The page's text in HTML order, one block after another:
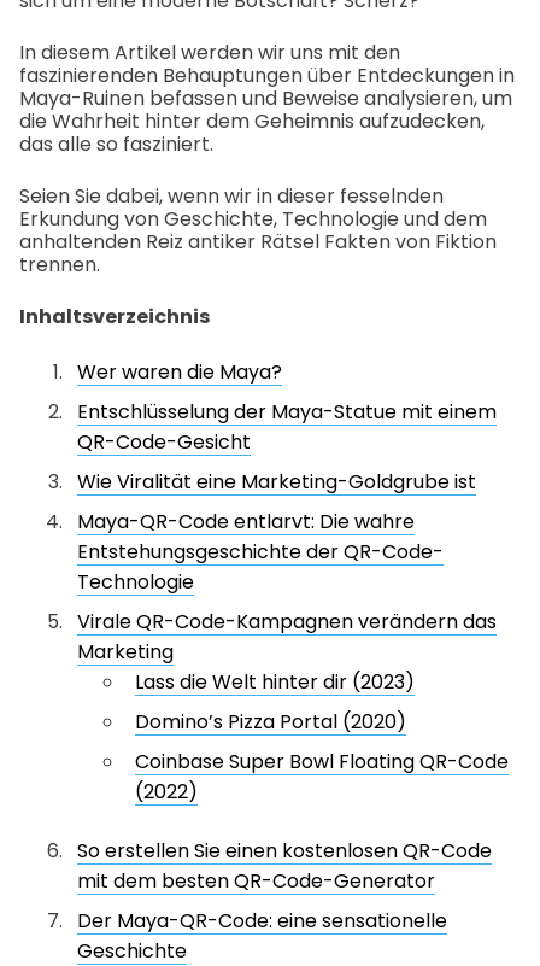
In diesem Artikel werden wir uns mit den
faszinierenden Behauptungen über Entdeckungen in
Maya-Ruinen befassen und Beweise analysieren, um
die Wahrheit hinter dem Geheimnis aufzudecken,
das alle so fasziniert.
Seien Sie dabei, wenn wir in dieser fesselnden
Erkundung von Geschichte, Technologie und dem
anhaltenden Reiz antiker Rätsel Fakten von Fiktion
trennen.
Inhaltsverzeichnis
Wer waren die Maya?
Entschlüsselung der Maya-Statue mit einem
QR-Code-Gesicht
Wie Viralität eine Marketing-Goldgrube ist
Maya-QR-Code entlarvt: Die wahre
Entstehungsgeschichte der QR-Code-
Technologie
Virale QR-Code-Kampagnen verändern das
Marketing
Lass die Welt hinter dir (2023)
Domino’s Pizza Portal (2020)
Coinbase Super Bowl Floating QR-Code
(2022)
So erstellen Sie einen kostenlosen QR-Code
mit dem besten QR-Code-Generator
Der Maya-QR-Code: eine sensationelle
Geschichte